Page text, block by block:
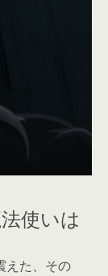
使いは
えた、その